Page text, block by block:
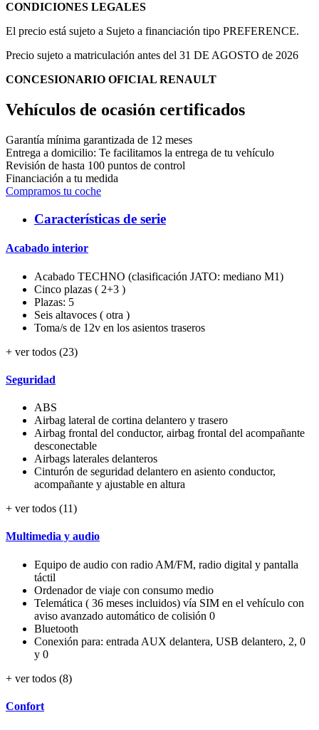
CONDICIONES LEGALES
El precio está sujeto a Sujeto a financiación tipo PREFERENCE.
Precio sujeto a matriculación antes del 31 DE AGOSTO de 2026
CONCESIONARIO OFICIAL RENAULT
Vehículos de ocasión certificados
Garantía mínima garantizada de 12 meses
Entrega a domicilio: Te facilitamos la entrega de tu vehículo
Revisión de hasta 100 puntos de control
Financiación a tu medida
Compramos tu coche
Características de serie
Acabado interior
Acabado TECHNO (clasificación JATO: mediano M1)
Cinco plazas ( 2+3 )
Plazas: 5
Seis altavoces ( otra )
Toma/s de 12v en los asientos traseros
+ ver todos (23)
Seguridad
ABS
Airbag lateral de cortina delantero y trasero
Airbag frontal del conductor, airbag frontal del acompañante
desconectable
Airbags laterales delanteros
Cinturón de seguridad delantero en asiento conductor,
acompañante y ajustable en altura
+ ver todos (11)
Multimedia y audio
Equipo de audio con radio AM/FM, radio digital y pantalla
táctil
Ordenador de viaje con consumo medio
Telemática ( 36 meses incluidos) vía SIM en el vehículo con
aviso avanzado automático de colisión 0
Bluetooth
Conexión para: entrada AUX delantera, USB delantero, 2, 0
y 0
+ ver todos (8)
Confort